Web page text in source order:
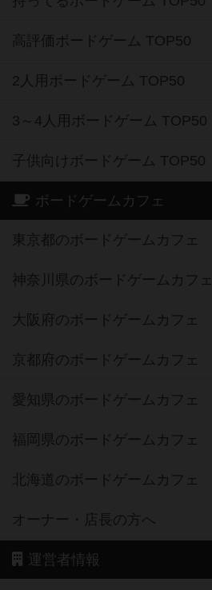
高評価ボードゲーム TOP50
2人用ボードゲーム TOP50
3～4人用ボードゲーム TOP50
子供向けボードゲーム TOP50
ボードゲームカフェ
東京都のボードゲームカフェ
神奈川県のボードゲームカフェ
大阪府のボードゲームカフェ
京都府のボードゲームカフェ
愛知県のボードゲームカフェ
福岡県のボードゲームカフェ
北海道のボードゲームカフェ
オーナー・店長の方へ
運営者情報